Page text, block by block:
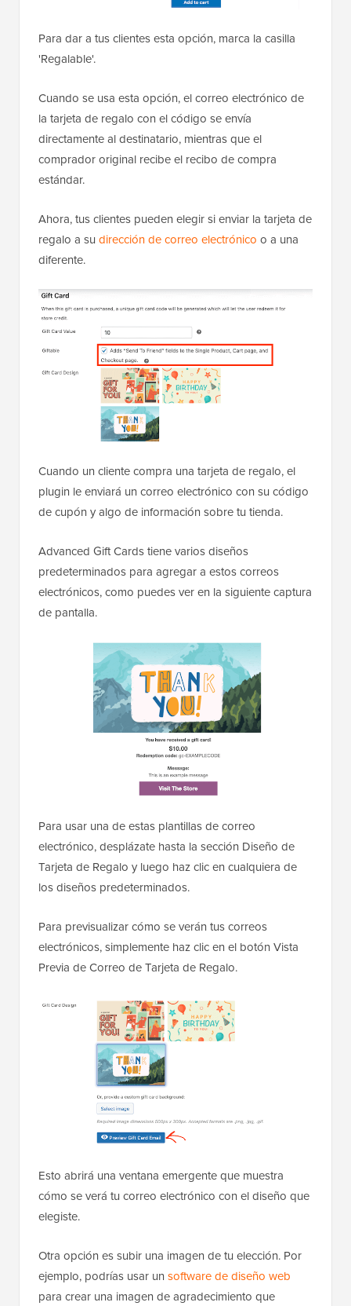
Para dar a tus clientes esta opción, marca la casilla
'Regalable'.
Cuando se usa esta opción, el correo electrónico de
la tarjeta de regalo con el código se envía
directamente al destinatario, mientras que el
comprador original recibe el recibo de compra
estándar.
Ahora, tus clientes pueden elegir si enviar la tarjeta de
regalo a su dirección de correo electrónico o a una
diferente.
Cuando un cliente compra una tarjeta de regalo, el
plugin le enviará un correo electrónico con su código
de cupón y algo de información sobre tu tienda.
Advanced Gift Cards tiene varios diseños
predeterminados para agregar a estos correos
electrónicos, como puedes ver en la siguiente captura
de pantalla.
Para usar una de estas plantillas de correo
electrónico, desplázate hasta la sección Diseño de
Tarjeta de Regalo y luego haz clic en cualquiera de
los diseños predeterminados.
Para previsualizar cómo se verán tus correos
electrónicos, simplemente haz clic en el botón Vista
Previa de Correo de Tarjeta de Regalo.
Esto abrirá una ventana emergente que muestra
cómo se verá tu correo electrónico con el diseño que
elegiste.
Otra opción es subir una imagen de tu elección. Por
ejemplo, podrías usar un software de diseño web
para crear una imagen de agradecimiento que